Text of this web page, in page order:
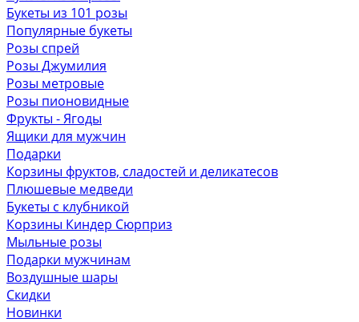
Букеты из 101 розы
Популярные букеты
Розы спрей
Розы Джумилия
Розы метровые
Розы пионовидные
Фрукты - Ягоды
Ящики для мужчин
Подарки
Корзины фруктов, сладостей и деликатесов
Плюшевые медведи
Букеты с клубникой
Корзины Киндер Сюрприз
Мыльные розы
Подарки мужчинам
Воздушные шары
Скидки
Новинки